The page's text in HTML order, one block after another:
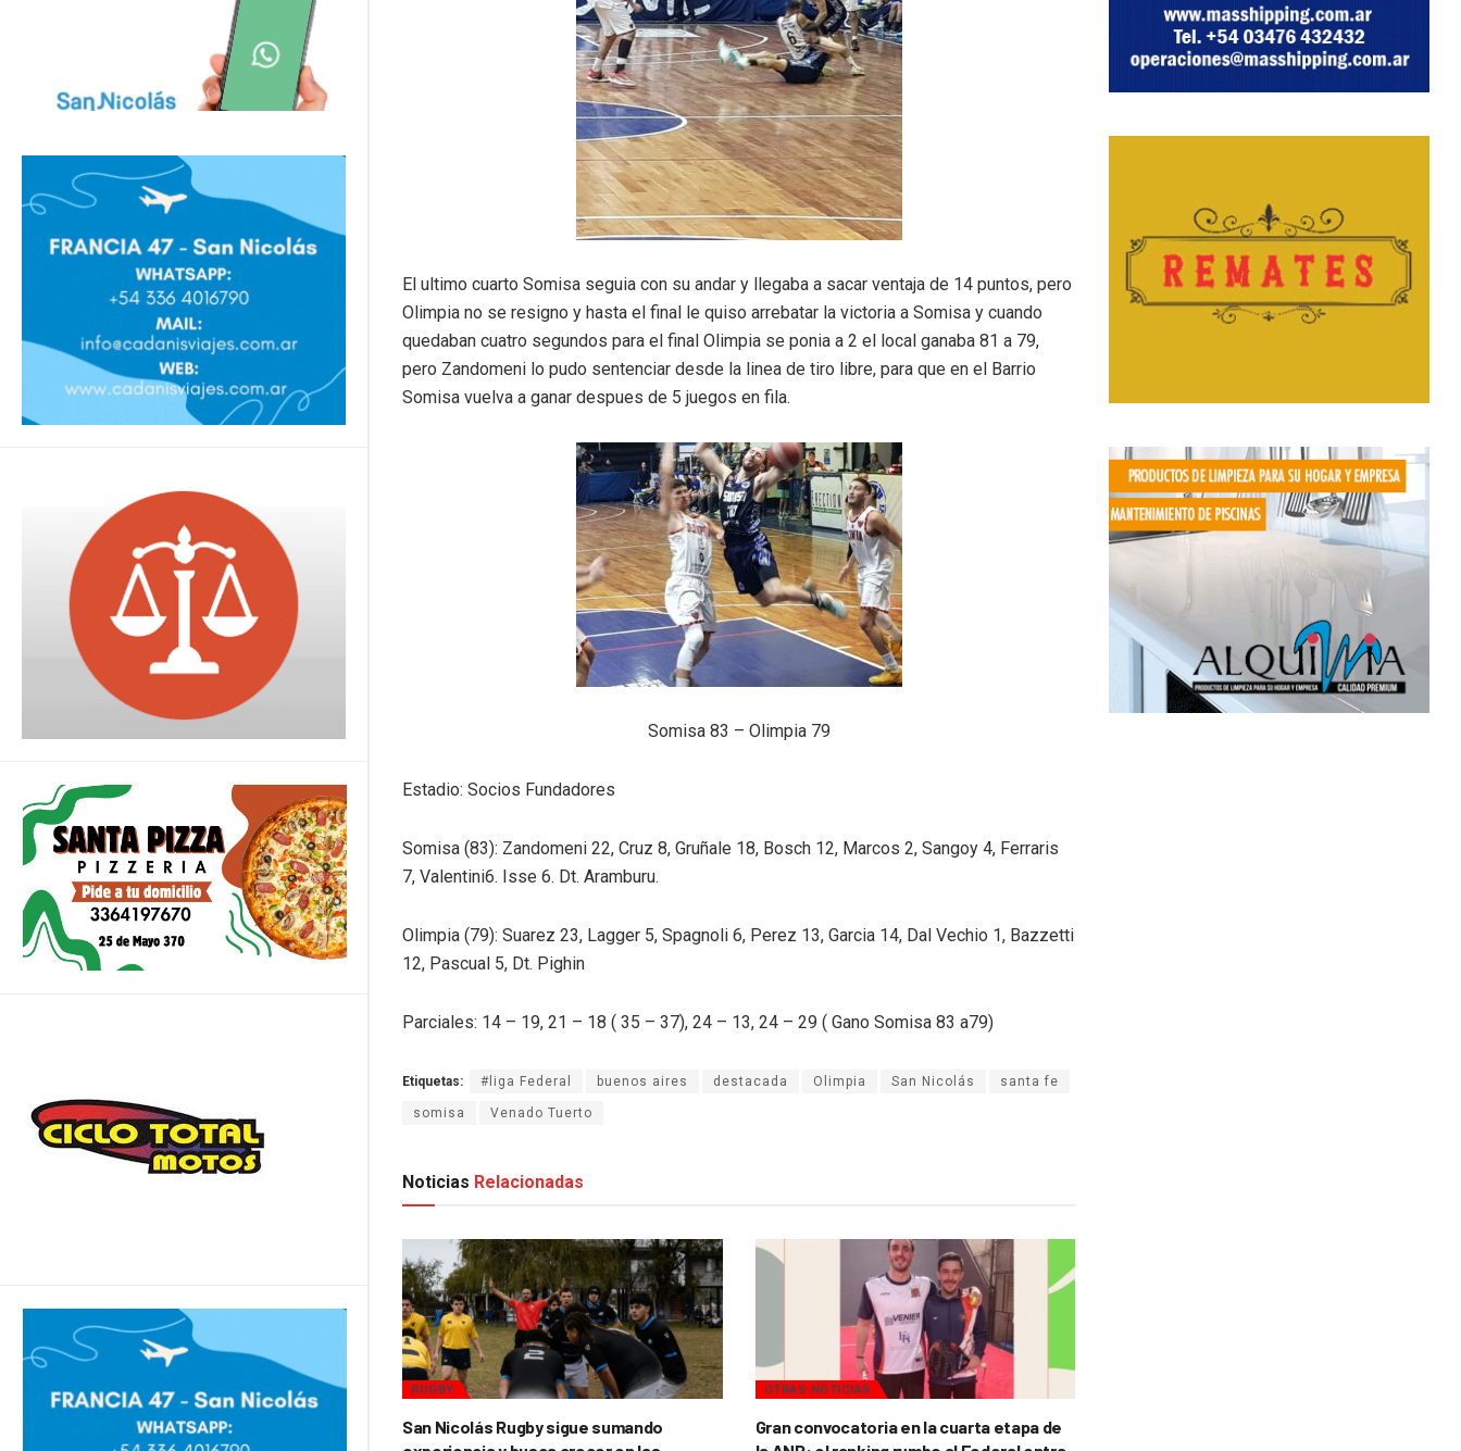
El ultimo cuarto Somisa seguia con su andar y llegaba a sacar ventaja de 14 puntos, pero
Olimpia no se resigno y hasta el final le quiso arrebatar la victoria a Somisa y cuando
quedaban cuatro segundos para el final Olimpia se ponia a 2 el local ganaba 81 a 79,
pero Zandomeni lo pudo sentenciar desde la linea de tiro libre, para que en el Barrio
Somisa vuelva a ganar despues de 5 juegos en fila.
Somisa 83 – Olimpia 79
Estadio: Socios Fundadores
Somisa (83): Zandomeni 22, Cruz 8, Gruñale 18, Bosch 12, Marcos 2, Sangoy 4, Ferraris
7, Valentini6. Isse 6. Dt. Aramburu.
Olimpia (79): Suarez 23, Lagger 5, Spagnoli 6, Perez 13, Garcia 14, Dal Vechio 1, Bazzetti
12, Pascual 5, Dt. Pighin
Parciales: 14 – 19, 21 – 18 ( 35 – 37), 24 – 13, 24 – 29 ( Gano Somisa 83 a79)
Etiquetas: #liga Federal buenos aires destacada Olimpia San Nicolás santa fe
somisa Venado Tuerto
Noticias Relacionadas
RUGBY
San Nicolás Rugby sigue sumando
OTRAS NOTICIAS
Gran convocatoria en la cuarta etapa de